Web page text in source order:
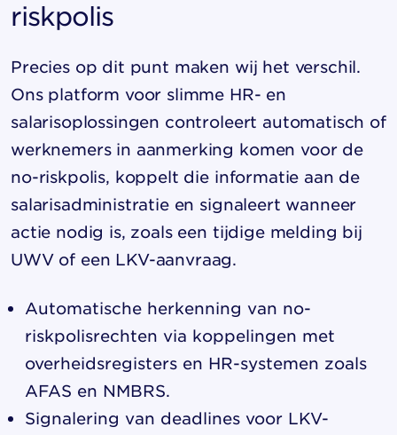
riskpolis
Precies op dit punt maken wij het verschil.
Ons platform voor slimme HR- en
salarisoplossingen controleert automatisch of
werknemers in aanmerking komen voor de
no-riskpolis, koppelt die informatie aan de
salarisadministratie en signaleert wanneer
actie nodig is, zoals een tijdige melding bij
UWV of een LKV-aanvraag.
Automatische herkenning van no-
riskpolisrechten via koppelingen met
overheidsregisters en HR-systemen zoals
AFAS en NMBRS.
Signalering van deadlines voor LKV-